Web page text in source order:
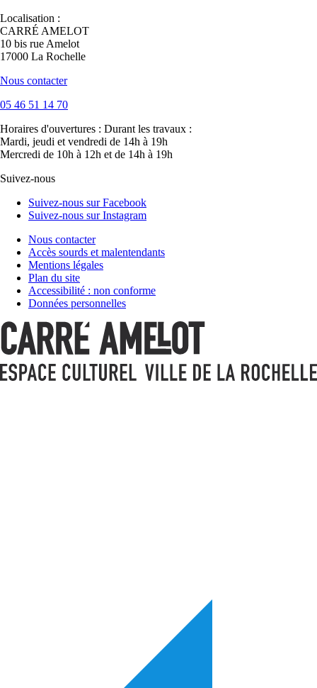
Localisation :
CARRÉ AMELOT
10 bis rue Amelot
17000 La Rochelle
Nous contacter
05 46 51 14 70
Horaires d'ouvertures : Durant les travaux :
Mardi, jeudi et vendredi de 14h à 19h
Mercredi de 10h à 12h et de 14h à 19h
Suivez-nous
Suivez-nous sur Facebook
Suivez-nous sur Instagram
Nous contacter
Accès sourds et malentendants
Mentions légales
Plan du site
Accessibilité : non conforme
Données personnelles